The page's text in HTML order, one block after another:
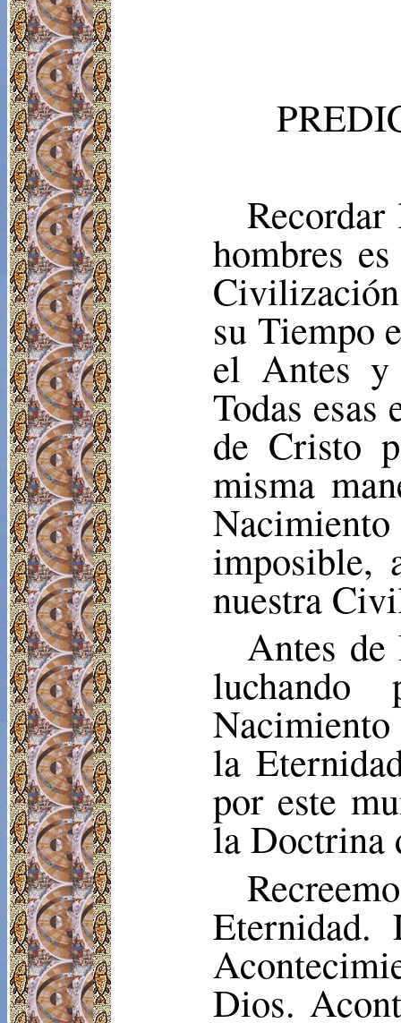
hombres
su Tiempo
el Antes y
Todas esas
de Cristo
misma
imposible,
nuestra
Antes de
luchando
la
por este
la Doctrina
Eternidad.
Dios.